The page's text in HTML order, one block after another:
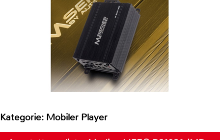
Kategorie: Mobiler Player